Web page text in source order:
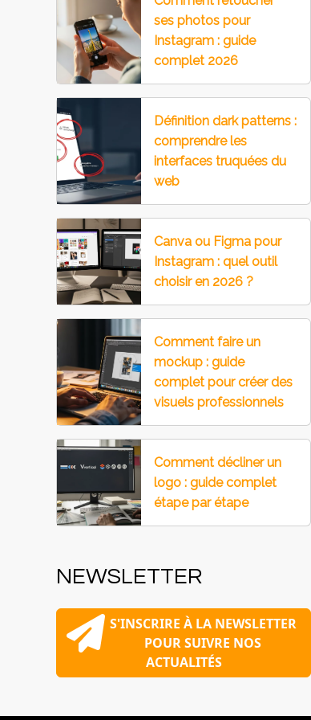
ses photos pour
Instagram : guide
complet 2026
Définition dark patterns :
comprendre les
interfaces truquées du
web
Canva ou Figma pour
Instagram : quel outil
choisir en 2026 ?
Comment faire un
mockup : guide
complet pour créer des
visuels professionnels
Comment décliner un
logo : guide complet
étape par étape
NEWSLETTER
S'INSCRIRE À LA NEWSLETTER
POUR SUIVRE NOS
ACTUALITÉS